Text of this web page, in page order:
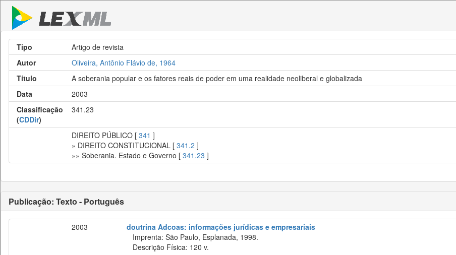
Tipo
Artigo de revista
Autor
Oliveira, Antônio Flávio de, 1964
Título
A soberania popular e os fatores reais de poder em uma realidade neoliberal e globalizada
Data
2003
Classificação
(CDDir)
341.23
DIREITO PÚBLICO [ 341 ]
» DIREITO CONSTITUCIONAL [ 341.2 ]
»» Soberania. Estado e Governo [ 341.23 ]
Publicação: Texto - Português
2003
doutrina Adcoas: informações jurídicas e empresariais
Imprenta: São Paulo, Esplanada, 1998.
Descrição Física: 120 v.